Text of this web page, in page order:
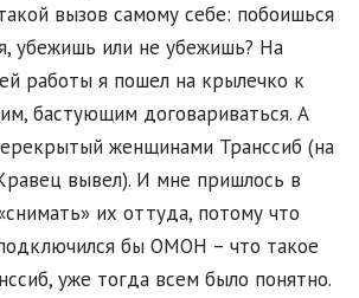
вызов самому себе: побоишься
убежишь или не убежишь? На
работы я пошел на крылечко к
бастующим договариваться. А
женщинами Транссиб (на
вывел). И мне пришлось в
их оттуда, потому что
бы ОМОН – что такое
уже тогда всем было понятно.